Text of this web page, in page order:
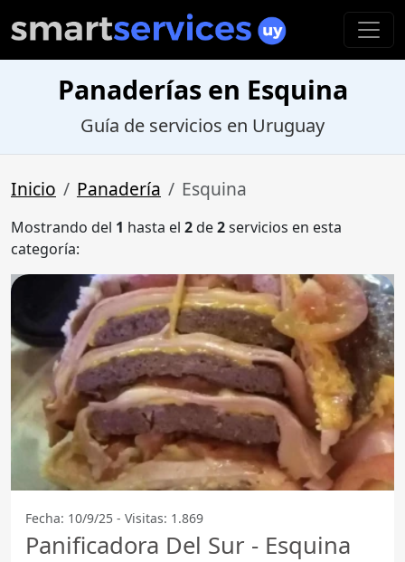
Panaderías en Esquina
Guía de servicios en Uruguay
Inicio Panadería Esquina
Mostrando del 1 hasta el 2de2servicios en esta
categoría:
Fecha: 10/9/25 - Visitas: 1.869
Panificadora Del Sur - Esquina